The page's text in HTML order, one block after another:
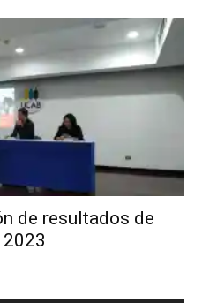
de resultados de